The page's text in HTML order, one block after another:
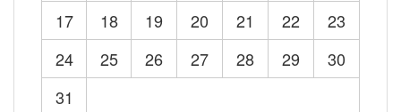
17
18 19 20 21 22
23
24
25 26 27 28 29
30
31